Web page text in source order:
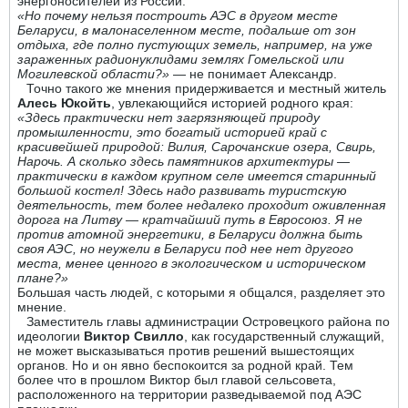
«Но почему нельзя построить АЭС в другом месте
Беларуси, в малонаселенном месте, подальше от зон
отдыха, где полно пустующих земель, например, на уже
зараженных радионуклидами землях Гомельской или
Могилевской области?» — не понимает Александр.
Точно такого же мнения придерживается и местный житель
Алесь Юкойть , увлекающийся историей родного края:
«Здесь практически нет загрязняющей природу
промышленности, это богатый историей край с
красивейшей природой: Вилия, Сарочанские озера, Свирь,
Нарочь. А сколько здесь памятников архитектуры —
практически в каждом крупном селе имеется старинный
большой костел! Здесь надо развивать туристскую
деятельность, тем более недалеко проходит оживленная
дорога на Литву — кратчайший путь в Евросоюз. Я не
против атомной энергетики, в Беларуси должна быть
своя АЭС, но неужели в Беларуси под нее нет другого
места, менее ценного в экологическом и историческом
плане?»
Большая часть людей, с которыми я общался, разделяет это
мнение.
Заместитель главы администрации Островецкого района по
идеологии Виктор Свилло , как государственный служащий,
не может высказываться против решений вышестоящих
органов. Но и он явно беспокоится за родной край. Тем
более что в прошлом Виктор был главой сельсовета,
расположенного на территории разведываемой под АЭС